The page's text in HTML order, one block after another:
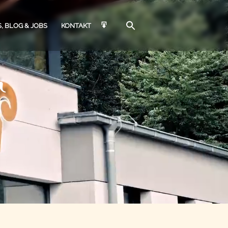
ARCHITEKTEN &
BAUPLANER
BLOG & JOBS
JOBS
KONTAKT
AGBS